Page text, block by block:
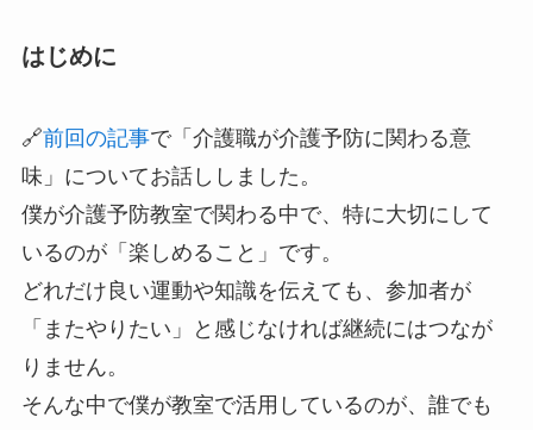
はじめに
🔗前回の記事で「介護職が介護予防に関わる意
味」についてお話ししました。
僕が介護予防教室で関わる中で、特に大切にして
いるのが「楽しめること」です。
どれだけ良い運動や知識を伝えても、参加者が
「またやりたい」と感じなければ継続にはつなが
りません。
そんな中で僕が教室で活用しているのが、誰でも